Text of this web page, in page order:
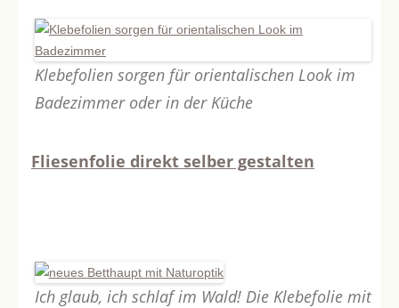
Klebefolien sorgen für orientalischen Look im
Badezimmer oder in der Küche
Fliesenfolie direkt selber gestalten
Ich glaub, ich schlaf im Wald! Die Klebefolie mit